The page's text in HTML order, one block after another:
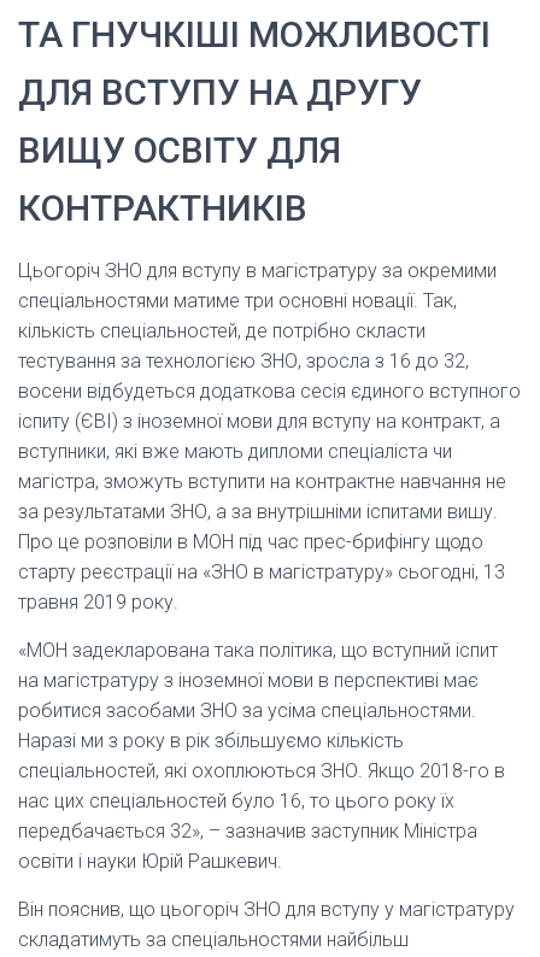
ТА ГНУЧКІШІ МОЖЛИВОСТІ
ДЛЯ ВСТУПУ НА ДРУГУ
ВИЩУ ОСВІТУ ДЛЯ
КОНТРАКТНИКІВ
Цьогоріч ЗНО для вступу в магістратуру за окремими
спеціальностями матиме три основні новації. Так,
кількість спеціальностей, де потрібно скласти
тестування за технологією ЗНО, зросла з 16 до 32,
восени відбудеться додаткова сесія єдиного вступного
іспиту (ЄВІ) з іноземної мови для вступу на контракт, а
вступники, які вже мають дипломи спеціаліста чи
магістра, зможуть вступити на контрактне навчання не
за результатами ЗНО, а за внутрішніми іспитами вишу.
Про це розповіли в МОН під час прес-брифінгу щодо
старту реєстрації на «ЗНО в магістратуру» сьогодні, 13
травня 2019 року.
«МОН задекларована така політика, що вступний іспит
на магістратуру з іноземної мови в перспективі має
робитися засобами ЗНО за усіма спеціальностями.
Наразі ми з року в рік збільшуємо кількість
спеціальностей, які охоплюються ЗНО. Якщо 2018-го в
нас цих спеціальностей було 16, то цього року їх
передбачається 32», – зазначив заступник Міністра
освіти і науки Юрій Рашкевич.
Він пояснив, що цьогоріч ЗНО для вступу у магістратуру
складатимуть за спеціальностями найбільш